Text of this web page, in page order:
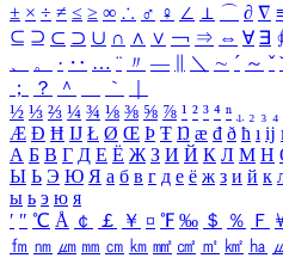
± × ÷ ≠ ≤ ≥ ∞ ∴ ♂ ♀ ∠ ⊥ ⌒ ∂ ∇
⊆ ⊇ ⊂ ⊃ ∪ ∩ ∧ ∨ ￢ ⇒ ⇔ ∀ ∃
、
。 · ‥ … ¨ 〃 ― ＼ ∼ ´ ～ ˇ
；
？ ＾ ｀
½ ⅓ ⅔ ¼ ¾ ⅛ ⅜ ⅝ ⅞ ¹ ² ³ ⁴ ⁿ ₁ ₂ ₃ ₄
Æ Ð Ħ Ĳ Ł Ø Œ Þ Ŧ Ŋ æ đ ð ħ ı ĳ
А Б В Г Д Е Ё Ж З И Й К Л М Н
Ы Ь Э Ю Я а б в г д е ё ж з и й к
ы ь э ю я
′ ″ ℃ Å ￠ ￡ ￥ ¤ ℉ ‰ ＄ ％ Ｆ
㎙ ㎚ ㎛ ㎜ ㎝ ㎞ ㎟ ㎠ ㎡ ㎢ ㏊